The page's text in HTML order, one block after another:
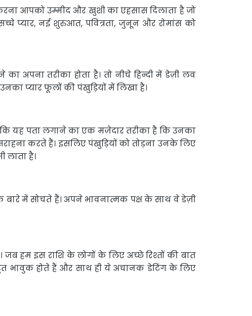
आपको उम्मीद और खुशी का एहसास दिलाता है जो
प्यार, नई शुरुआत, पवित्रता, जुनून और रोमांस को
अपना तरीका होता है। तो नीचे हिन्दी में डेज़ी लव
प्यार फूलों की पंखुड़ियों में लिखा है।
यह पता लगाने का एक मजेदार तरीका है कि उनका
करते हैं। इसलिए पंखुड़ियों को तोड़ना उनके लिए
है।
बारे में सोचते हैं। अपने भावनात्मक पक्ष के साथ वे डेज़ी
जब हम इस राशि के लोगों के लिए अच्छे रिश्तों की बात
भावुक होते हैं और साथ ही ये अचानक डेटिंग के लिए